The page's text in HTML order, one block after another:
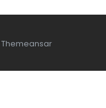
Themeansar